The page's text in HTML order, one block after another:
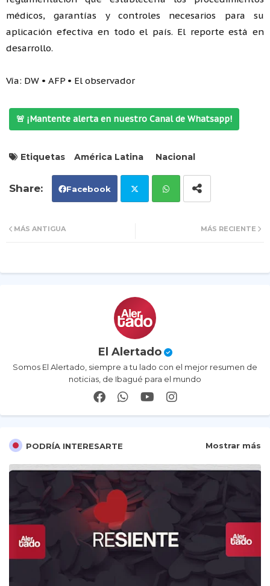
médicos, garantías y controles necesarios para su
aplicación efectiva en todo el país. El reporte está en
desarrollo.
Vía: DW • AFP • El observador
🚨 ¡Mantente alerta en nuestro Canal de Whatsapp!
Etiquetas América Latina Nacional
Facebook
MÁS RECIENTE
MÁS ANTIGUA
El Alertado
Somos El Alertado, siempre a tu lado con el mejor resumen de
noticias, de Ibagué para el mundo
PODRÍA INTERESARTE Mostrar más